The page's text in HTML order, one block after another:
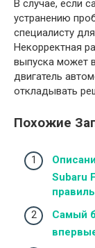
В случае, если
устранению
специалисту
Некорректная
выпуска может
двигатель
откладывать
Похожие
Subaru
Самый